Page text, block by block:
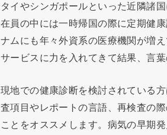
タイやシンガポールといった近隣諸
在員の中には一時帰国の際に定期健
ナムにも年々外資系の医療機関が増
サービスに力を入れてきて結果、言
現地での健康診断を検討されている
査項目やレポートの言語、再検査の
ことをオススメします。病気の早期